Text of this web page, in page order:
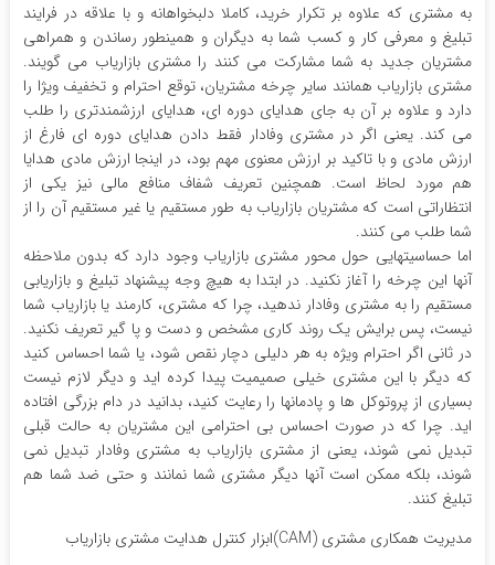
به مشتری که علاوه بر تکرار خرید، کاملا دلبخواهانه و با علاقه در فرایند
تبلیغ و معرفی کار و کسب شما به دیگران و همینطور رساندن و همراهی
مشتریان جدید به شما مشارکت می کنند را مشتری بازاریاب می گویند.
مشتری بازاریاب همانند سایر چرخه مشتریان، توقع احترام و تخفیف ویژا را
دارد و علاوه بر آن به جای هدایای دوره ای، هدایای ارزشمندتری را طلب
می کند. یعنی اگر در مشتری وفادار فقط دادن هدایای دوره ای فارغ از
ارزش مادی و با تاکید بر ارزش معنوی مهم بود، در اینجا ارزش مادی هدایا
هم مورد لحاظ است. همچنین تعریف شفاف منافع مالی نیز یکی از
انتظاراتی است که مشتریان بازاریاب به طور مستقیم یا غیر مستقیم آن را از
شما طلب می کنند.
اما حساسیتهایی حول محور مشتری بازاریاب وجود دارد که بدون ملاحظه
آنها این چرخه را آغاز نکنید. در ابتدا به هیچ وجه پیشنهاد تبلیغ و بازاریابی
مستقیم را به مشتری وفادار ندهید، چرا که مشتری، کارمند یا بازاریاب شما
نیست، پس برایش یک روند کاری مشخص و دست و پا گیر تعریف نکنید.
در ثانی اگر احترام ویژه به هر دلیلی دچار نقص شود، یا شما احساس کنید
که دیگر با این مشتری خیلی صمیمیت پیدا کرده اید و دیگر لازم نیست
بسیاری از پروتوکل ها و پادمانها را رعایت کنید، بدانید در دام بزرگی افتاده
اید. چرا که در صورت احساس بی احترامی این مشتریان به حالت قبلی
تبدیل نمی شوند، یعنی از مشتری بازاریاب به مشتری وفادار تبدیل نمی
شوند، بلکه ممکن است آنها دیگر مشتری شما نمانند و حتی ضد شما هم
تبلیغ کنند.
مدیریت همکاری مشتری (CAM)ابزار کنترل هدایت مشتری بازاریاب